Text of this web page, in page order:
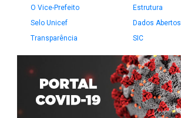
O Vice-Prefeito
Estrutura
Selo Unicef
Dados Abertos
Transparência
SIC